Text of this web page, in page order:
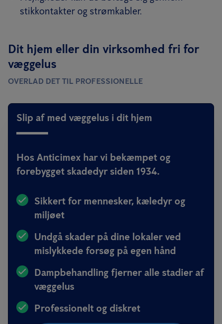
stikkontakter og strømkabler.
Dit hjem eller din virksomhed fri for
væggelus
OVERLAD DET TIL PROFESSIONELLE
Slip af med væggelus i dit hjem
Hos Anticimex har vi bekæmpet og
forebygget skadedyr siden 1934.
Sikkert for mennesker, kæledyr og
miljøet
Undgå skader på dine lokaler ved
mislykkede forsøg på egen hånd
Dampbehandling fjerner alle stadier af
væggelus
Professionelt og diskret